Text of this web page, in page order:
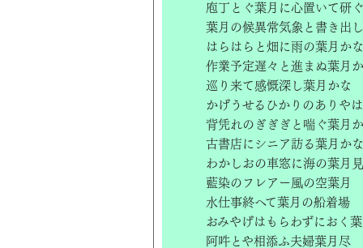
庖丁とぐ葉月に心置いて研ぐ
葉月の候異常気象と書き出
はらはらと畑に雨の葉月かな
作業予定遅々と進まぬ葉月
巡り来て感慨深し葉月かな
かげうせるひかりのありや
背凭れのぎぎぎと喘ぐ葉月
古書店にシニア訪る葉月かな
わかしおの車窓に海の葉月
藍染のフレアー風の空葉月
水仕事終へて葉月の船着場
おみやげはもらわずにおく
阿吽とや相添ふ夫婦葉月尽